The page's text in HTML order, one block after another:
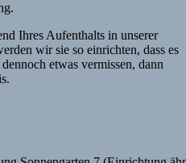
Ihres Aufenthalts in unserer
wir sie so einrichten, dass es
etwas vermissen, dann